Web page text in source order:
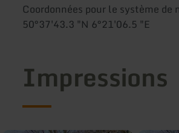
Coordonnées pour le système de
50°37'43.3 "N 6°21'06.5 "E
Impressions